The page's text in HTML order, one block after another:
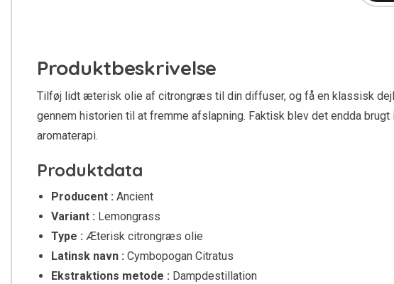
Produktbeskrivelse
Tilføj lidt æterisk olie af citrongræs til din diffuser, og få en klassisk
gennem historien til at fremme afslapning. Faktisk blev det endda
aromaterapi.
Produktdata
Producent : Ancient
Variant : Lemongrass
Type : Æterisk citrongræs olie
Latinsk navn : Cymbopogan Citratus
Ekstraktions metode : Dampdestillation